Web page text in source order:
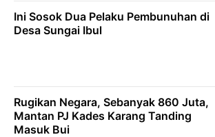
Ini Sosok Dua Pelaku Pembunuhan di
Desa Sungai Ibul
Rugikan Negara, Sebanyak 860 Juta,
Mantan PJ Kades Karang Tanding
Masuk Bui